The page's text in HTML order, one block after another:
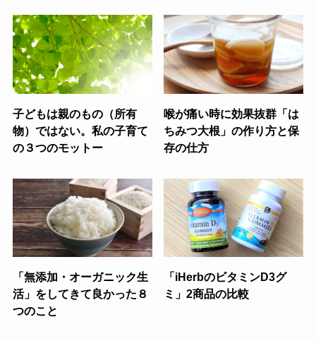
子どもは親のもの（所有
物）ではない。私の子育て
の３つのモットー
喉が痛い時に効果抜群「は
ちみつ大根」の作り方と保
存の仕方
「無添加・オーガニック生
活」をしてきて良かった８
つのこと
「iHerbのビタミンD3グ
ミ」2商品の比較